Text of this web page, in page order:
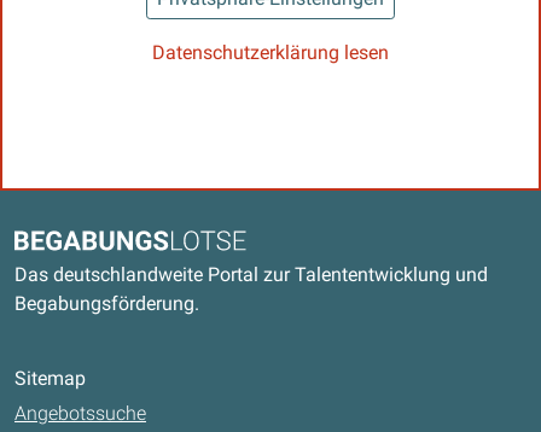
Datenschutzerklärung lesen
Begabungslotse
Das deutschlandweite Portal zur Talententwicklung und
Begabungsförderung.
Sitemap
Angebotssuche